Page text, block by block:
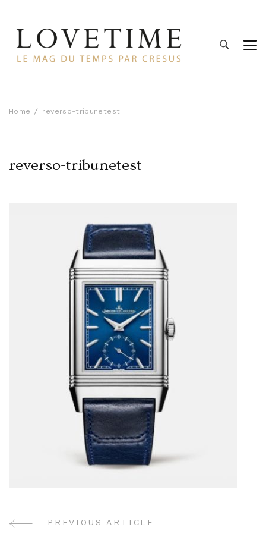
Home reverso-tribunetest
reverso-tribunetest
Post
PREVIOUS ARTICLE